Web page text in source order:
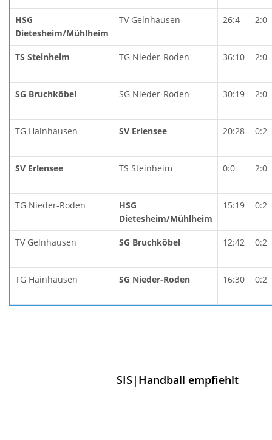
HSG
Dietesheim/Mühlheim
TV Gelnhausen 26:4 2:0
TS Steinheim TG Nieder-Roden 36:10 2:0
SG Bruchköbel SG Nieder-Roden 30:19 2:0
TG Hainhausen SV Erlensee 20:28 0:2
SV Erlensee TS Steinheim 0:0 2:0
TG Nieder-Roden
HSG
Dietesheim/Mühlheim
15:19 0:2
TV Gelnhausen SG Bruchköbel 12:42 0:2
TG Hainhausen SG Nieder-Roden 16:30 0:2
SIS|Handball empfiehlt